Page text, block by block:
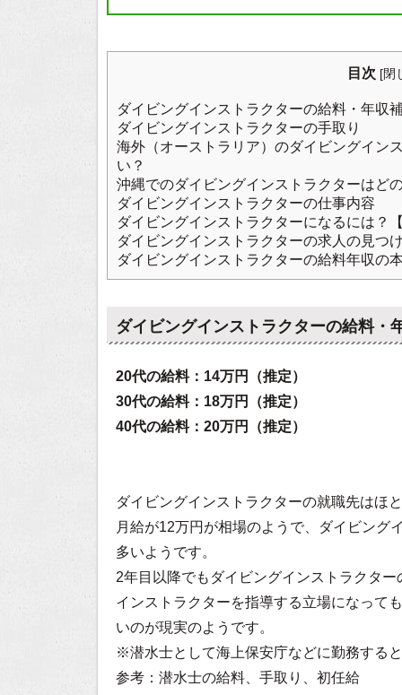
目次 [閉
ダイビングインストラクターの給料・年収
ダイビングインストラクターの手取り
海外（オーストラリア）のダイビングイン
い？
沖縄でのダイビングインストラクターはど
ダイビングインストラクターの仕事内容
ダイビングインストラクターになるには？
ダイビングインストラクターの求人の見つ
ダイビングインストラクターの給料年収の
ダイビングインストラクターの給料・
20代の給料：14万円（推定）
30代の給料：18万円（推定）
40代の給料：20万円（推定）
ダイビングインストラクターの就職先はほ
月給が12万円が相場のようで、ダイビング
多いようです。
2年目以降でもダイビングインストラクタ
インストラクターを指導する立場になって
いのが現実のようです。
※潜水士として海上保安庁などに勤務すると
参考： 潜水士の給料、手取り、初任給